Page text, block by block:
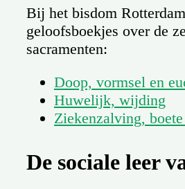
Bij het bisdom
geloofsboekjes over de
sacramenten:
Doop, vormsel en
Huwelijk, wijding
Ziekenzalving,
De sociale leer